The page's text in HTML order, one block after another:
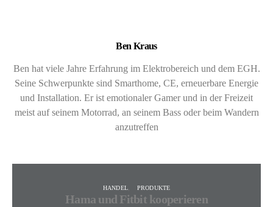
Ben Kraus
Ben hat viele Jahre Erfahrung im Elektrobereich und dem EGH.
Seine Schwerpunkte sind Smarthome, CE, erneuerbare Energie
und Installation. Er ist emotionaler Gamer und in der Freizeit
meist auf seinem Motorrad, an seinem Bass oder beim Wandern
anzutreffen
HANDEL PRODUKTE
Hama und Fitbit kooperieren